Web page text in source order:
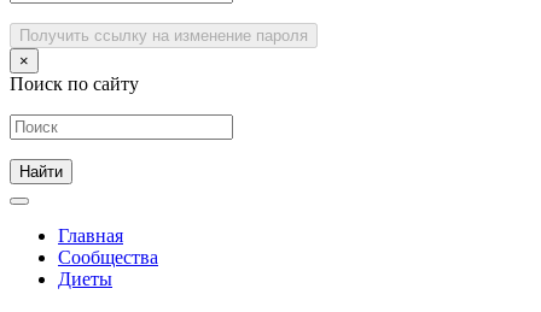
Получить ссылку на изменение пароля
×
Поиск по сайту
Главная
Сообщества
Диеты